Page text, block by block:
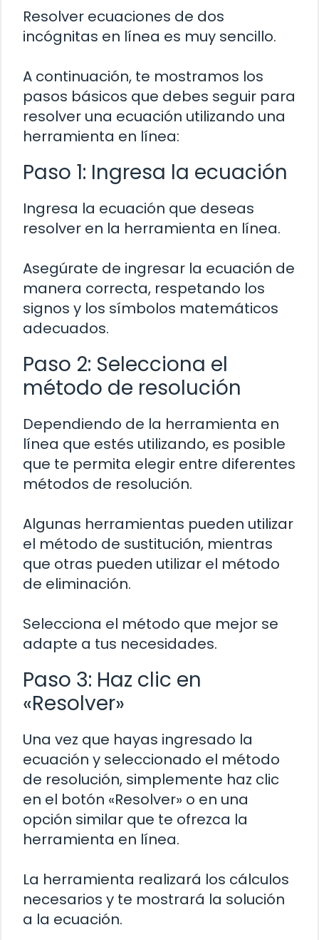
Resolver ecuaciones de dos
incógnitas en línea es muy sencillo.
A continuación, te mostramos los
pasos básicos que debes seguir para
resolver una ecuación utilizando una
herramienta en línea:
Paso 1: Ingresa la ecuación
Ingresa la ecuación que deseas
resolver en la herramienta en línea.
Asegúrate de ingresar la ecuación de
manera correcta, respetando los
signos y los símbolos matemáticos
adecuados.
Paso 2: Selecciona el
método de resolución
Dependiendo de la herramienta en
línea que estés utilizando, es posible
que te permita elegir entre diferentes
métodos de resolución.
Algunas herramientas pueden utilizar
el método de sustitución, mientras
que otras pueden utilizar el método
de eliminación.
Selecciona el método que mejor se
adapte a tus necesidades.
Paso 3: Haz clic en
«Resolver»
Una vez que hayas ingresado la
ecuación y seleccionado el método
de resolución, simplemente haz clic
en el botón «Resolver» o en una
opción similar que te ofrezca la
herramienta en línea.
La herramienta realizará los cálculos
necesarios y te mostrará la solución
a la ecuación.